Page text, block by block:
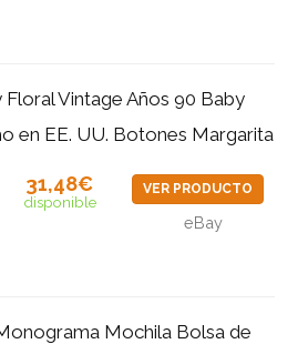
Vintage Años 90 Baby
en EE. UU. Botones Margarita
31,48€
disponible
VER PRODUCTO
eBay
Mochila Bolsa de